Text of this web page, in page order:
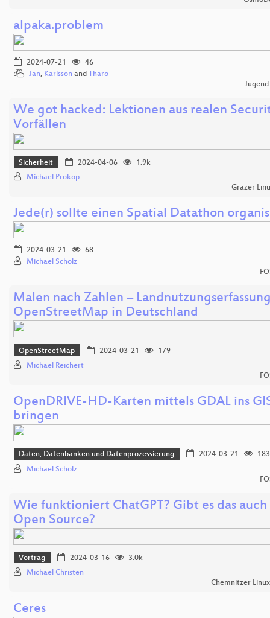
alpaka.problem
2024-07-21
46
Jan, Karlsson and Tharo
We got hacked: Lektionen aus realen
Vorfällen
Sicherheit 2024-04-06
1.9k
Michael Prokop
Grazer
Jede(r) sollte einen Spatial Datathon
2024-03-21
68
Michael Scholz
Malen nach Zahlen –
OpenStreetMap in Deutschland
OpenStreetMap 2024-03-21
179
Michael Reichert
OpenDRIVE-HD-Karten mittels GDAL ins
bringen
Daten, Datenbanken und Datenprozessierung 2024-03-21
183
Michael Scholz
Wie funktioniert ChatGPT? Gibt es das auch
Open Source?
Vortrag 2024-03-16
3.0k
Michael Christen
Chemnitzer
Ceres